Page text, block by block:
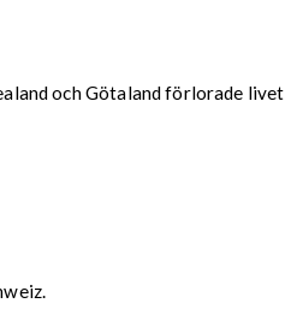
och Götaland förlorade livet.